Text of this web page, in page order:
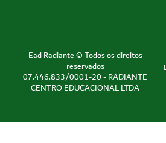
Ead Radiante © Todos os direitos
reservados
07.446.833/0001-20 - RADIANTE
CENTRO EDUCACIONAL LTDA